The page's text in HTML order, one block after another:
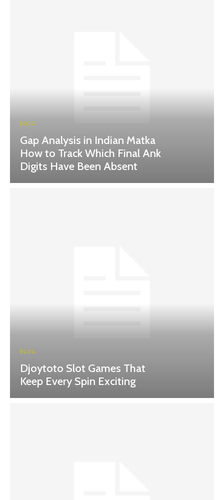
BLOG
Gap Analysis in Indian Matka
How to Track Which Final Ank
Digits Have Been Absent
BLOG
Djoytoto Slot Games That
Keep Every Spin Exciting